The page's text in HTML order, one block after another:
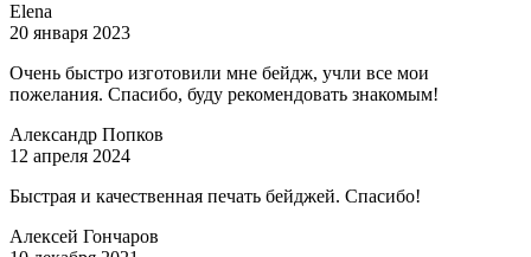
Elena
20 января 2023
Очень быстро изготовили мне бейдж, учли все мои
пожелания. Спасибо, буду рекомендовать знакомым!
Александр Попков
12 апреля 2024
Быстрая и качественная печать бейджей. Спасибо!
Алексей Гончаров